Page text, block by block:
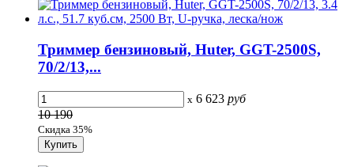
Триммер бензиновый, Huter, GGT-2500S,
70/2/13,...
x 6 623 руб
10 190
Скидка 35%